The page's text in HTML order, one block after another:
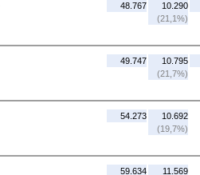
48.767
10.290
(21,1%)
49.747
10.795
(21,7%)
54.273
10.692
(19,7%)
59.634
11.569